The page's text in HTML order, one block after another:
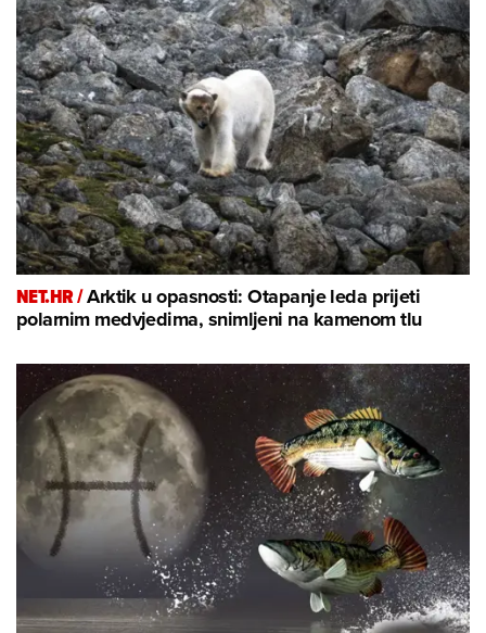
NET.HR /Arktik u opasnosti: Otapanje leda prijeti
polarnim medvjedima, snimljeni na kamenom tlu